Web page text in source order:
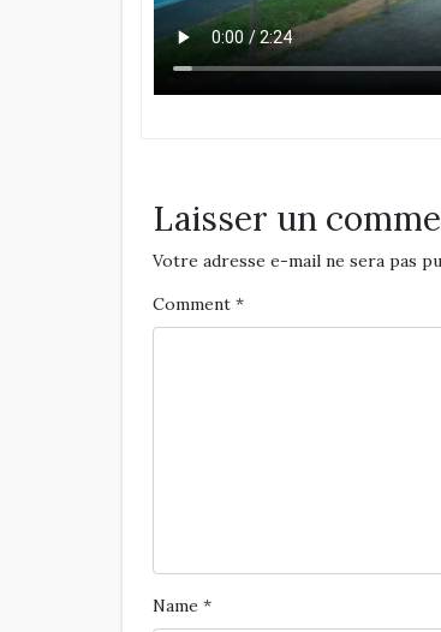
Laisser un
Votre adresse e-mail ne sera pas
Comment *
Name *